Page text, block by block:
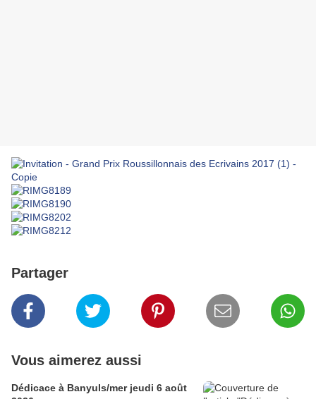
Partager
Vous aimerez aussi
Dédicace à Banyuls/mer jeudi 6 août